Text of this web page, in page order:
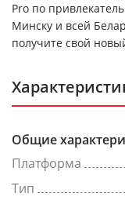
Pro по
Минску и всей
получите свой
Общие
Платформа
Тип